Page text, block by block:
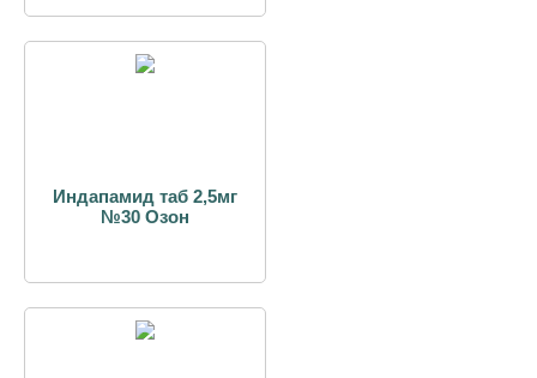
Индапамид таб 2,5мг
№30 Озон